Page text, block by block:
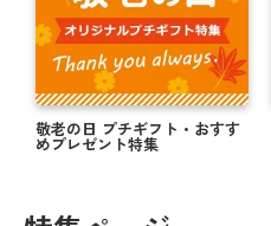
敬老の日 プチギフト・おすす
めプレゼント特集